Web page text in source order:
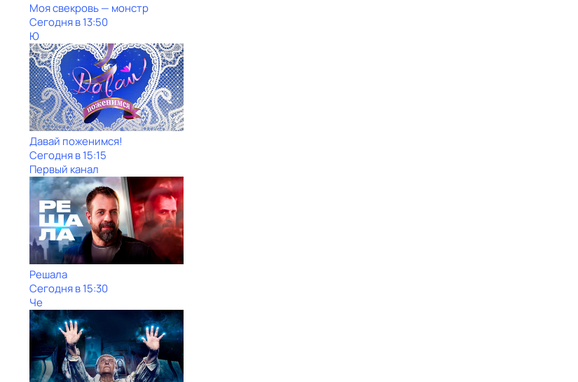
Моя свекровь — монстр
Сегодня в 13:50
Ю
Давай поженимся!
Сегодня в 15:15
Первый канал
Решала
Сегодня в 15:30
Че